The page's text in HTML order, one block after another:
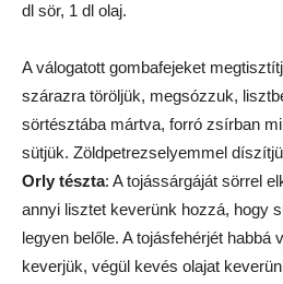
dl sör, 1 dl olaj.
A válogatott gombafejeket
szárazra töröljük, megsózzuk,
sörtésztába mártva, forró zsírban
sütjük. Zöldpetrezselyemmel
Orly tészta: A tojássárgáját sörrel
annyi lisztet keverünk hozzá, hogy
legyen belőle. A tojásfehérjét habbá
keverjük, végül kevés olajat